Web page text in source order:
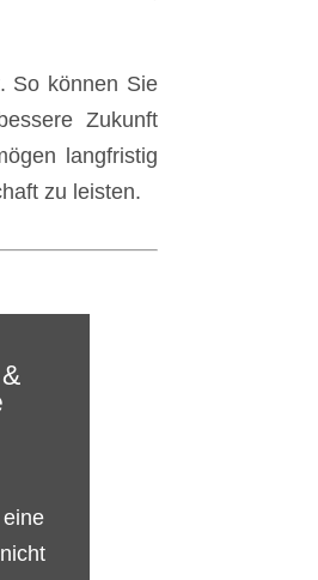
So können Sie
Zukunft
langfristig
zu leisten.